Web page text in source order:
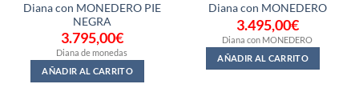
Diana con MONEDERO PIE
NEGRA
3.795,00€
Diana de monedas
AÑADIR AL CARRITO
Diana con MONEDERO
3.495,00€
Diana con MONEDERO
AÑADIR AL CARRITO